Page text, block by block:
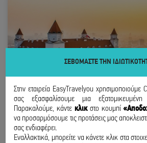
ΣΕΒΟΜΑΣΤΕ ΤΗΝ
Στην εταιρεία EasyTravelyou χρησιμοποιούμε
σας εξασφαλίσουμε μια εξατομικευμένη
Παρακαλούμε, κάντε κλικστο κουμπί
να προσαρμόσουμε τις προτάσεις μας
σας ενδιαφέρει.
Εναλλακτικά, μπορείτε να κάνετε κλικ στα